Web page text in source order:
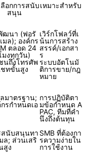
ลือกการสนับ
สนุน
เหมาะสำหรับ
ฒนา (ฟอรั
มล); องค์กร
ตลอด 24
มงทุกวัน)
เวิร์กโฟลว์ที่เ
น้นการสร้าง
สรรค์/เอกสา
ร
นถึงโทรศัพ
ทขั้นสูง
ระบบอัตโนมั
ติการขาย/กฎ
หมาย
มาตรฐาน;
กรกำหนดเอ
การปฏิบัติตา
มข้อกำหนด A
PAC, ทีมที่คำ
นึงถึงต้นทุน
สนับสนุนทา
ล; ส่วนเสริ
สูง
SMB ที่ต้องกา
รความง่ายใน
การใช้งาน